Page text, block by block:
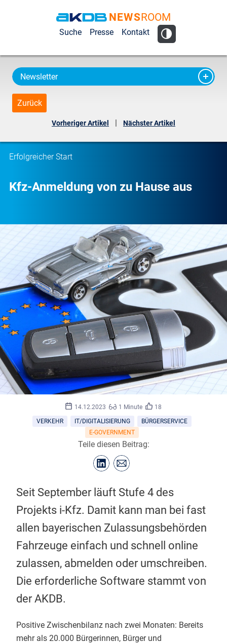
AKDB Anstalt
Kommunale
Datenverarbeitung
in Bayern
NEWSROOM
Suche Presse Kontakt
Newsletter
Zurück
Vorheriger Artikel Nächster Artikel
Erfolgreicher Start
Kfz-Anmeldung von zu Hause aus
14.12.2023 1 Minute
18
VERKEHR
IT/DIGITALISIERUNG
BÜRGERSERVICE
E-GOVERNMENT
Teile diesen Beitrag:
Seit September läuft Stufe 4 des
Projekts i-Kfz. Damit kann man bei fast
allen bayerischen Zulassungsbehörden
Fahrzeuge einfach und schnell online
zulassen, abmelden oder umschreiben.
Die erforderliche Software stammt von
der AKDB.
Positive Zwischenbilanz nach zwei Monaten: Bereits
mehr als 20.000 Bürgerinnen, Bürger und